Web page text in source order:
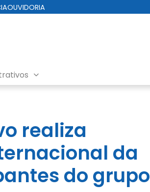
OUVIDORIA
realiza
da
do grupo